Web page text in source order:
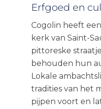
Erfgoed en
Cogolin heeft
kerk van Saint-
pittoreske
behouden hun
Lokale
tradities van het
pijpen voort en